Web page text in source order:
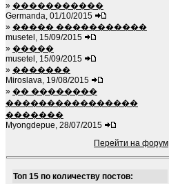
» �����������
Germanda, 01/10/2015
» ����� �����������
musetel, 15/09/2015
» �����
musetel, 15/09/2015
» �������
Miroslava, 19/08/2015
» �� ��������
����������������
�������
Myongdepue, 28/07/2015
Перейти на форум
Топ 15 по количеству постов: